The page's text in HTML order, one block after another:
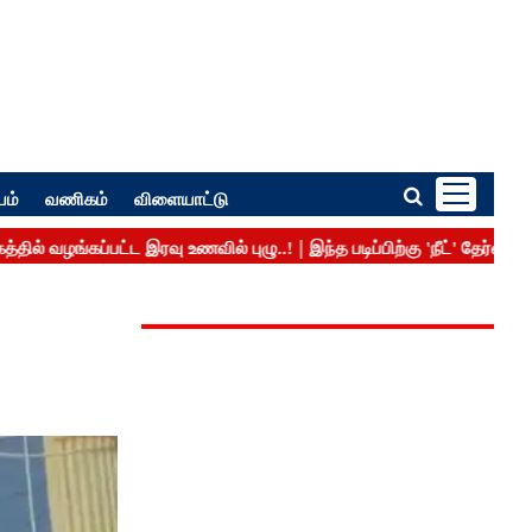
வணிகம் விளையாட்டு